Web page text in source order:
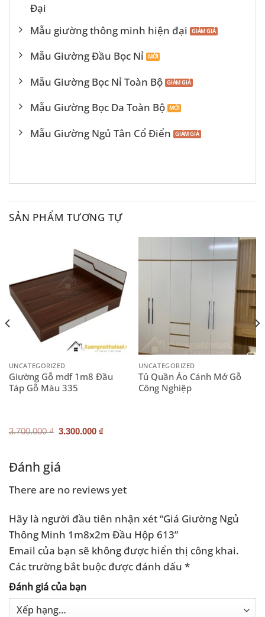
Đại
Mẫu giường thông minh hiện đại
Mẫu Giường Đầu Bọc Nỉ
Mẫu Giường Bọc Nỉ Toàn Bộ
Mẫu Giường Bọc Da Toàn Bộ
Mẫu Giường Ngủ Tân Cổ Điển
SẢN PHẨM TƯƠNG TỰ
UNCATEGORIZED
Giường Gỗ mdf 1m8 Đầu
Táp Gỗ Màu 335
3.700.000₫ Giá
3.300.000 ₫
UNCATEGORIZED
Tủ Quần Áo Cánh Mở Gỗ
Công Nghiệp
₫.
Đánh giá
There are no reviews yet
Hãy là người đầu tiên nhận xét “Giá Giường Ngủ
Thông Minh 1m8x2m Đầu Hộp 613”
Email của bạn sẽ không được hiển thị công khai.
Các trường bắt buộc được đánh dấu *
Đánh giá của bạn